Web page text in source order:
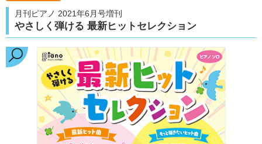
月刊ピアノ 2021年6月号増刊
やさしく弾ける 最新ヒットセレクション